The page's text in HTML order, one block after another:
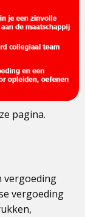
pagina.
vergoeding
vergoeding